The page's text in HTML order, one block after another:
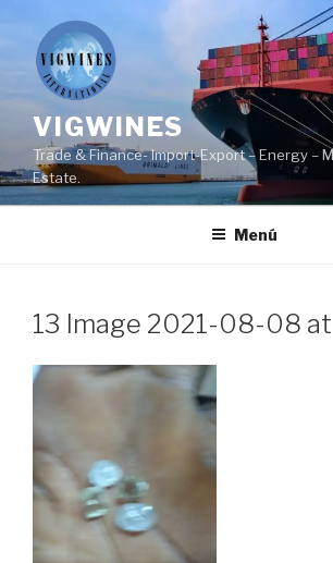
contenido
VIGWINES
Trade & Finance- Import-Export – Energy –
Estate.
Menú
13 Image 2021-08-08